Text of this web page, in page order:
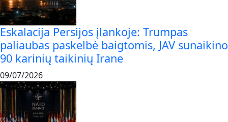
Eskalacija Persijos įlankoje: Trumpas
paliaubas paskelbė baigtomis, JAV sunaikino
90 karinių taikinių Irane
09/07/2026